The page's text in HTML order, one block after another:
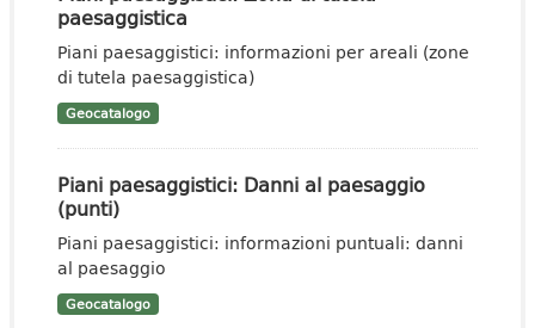
paesaggistica
Piani paesaggistici: informazioni per areali (zone
di tutela paesaggistica)
Geocatalogo
Piani paesaggistici: Danni al paesaggio
(punti)
Piani paesaggistici: informazioni puntuali: danni
al paesaggio
Geocatalogo